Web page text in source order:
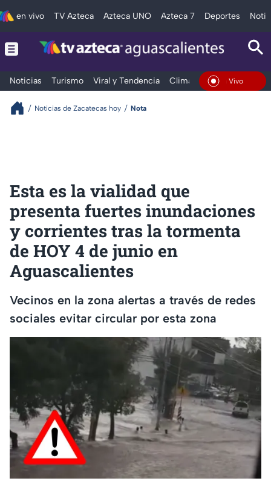
en vivo TV Azteca Azteca UNO Azteca 7 Deportes
Noticias Turismo Viral y Tendencia Clima Deportes
En Vivo
Noticias de Zacatecas hoy Nota
Esta es la vialidad que
presenta fuertes inundaciones
y corrientes tras la tormenta
de HOY 4 de junio en
Aguascalientes
Vecinos en la zona alertas a través de redes
sociales evitar circular por esta zona